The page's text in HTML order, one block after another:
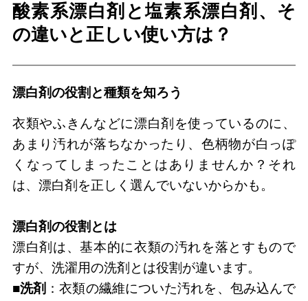
酸素系漂白剤と塩素系漂白剤、そ
の違いと正しい使い方は？
漂白剤の役割と種類を知ろう
衣類やふきんなどに漂白剤を使っているのに、
あまり汚れが落ちなかったり、色柄物が白っぽ
くなってしまったことはありませんか？それ
は、漂白剤を正しく選んでいないからかも。
漂白剤の役割とは
漂白剤は、基本的に衣類の汚れを落とすもので
すが、洗濯用の洗剤とは役割が違います。
■洗剤 ：衣類の繊維についた汚れを、包み込んで